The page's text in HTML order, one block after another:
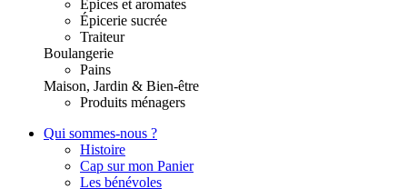
Epices et aromates
Épicerie sucrée
Traiteur
Boulangerie
Pains
Maison, Jardin & Bien-être
Produits ménagers
Qui sommes-nous ?
Histoire
Cap sur mon Panier
Les bénévoles